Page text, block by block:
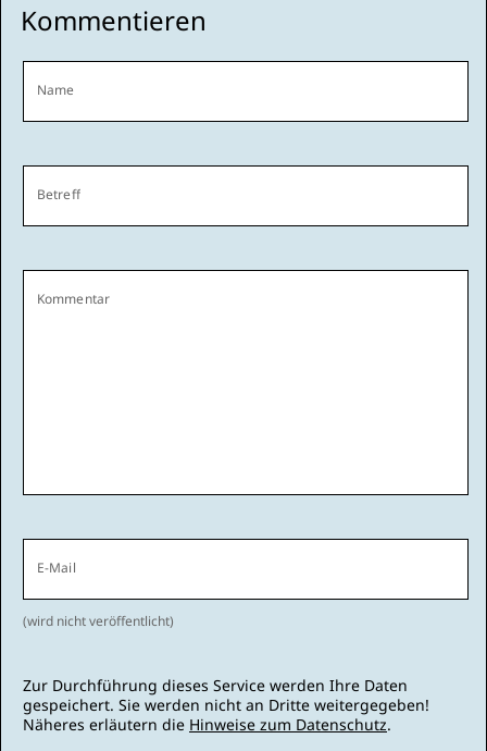
Kommentieren
Name
Betreff
Kommentar
E-Mail
(wird nicht veröffentlicht)
Zur Durchführung dieses Service werden Ihre Daten
gespeichert. Sie werden nicht an Dritte weitergegeben!
Näheres erläutern die Hinweise zum Datenschutz.